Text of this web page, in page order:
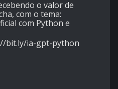
o valor de
com o tema:
com Python e
bit.ly/ia-gpt-python